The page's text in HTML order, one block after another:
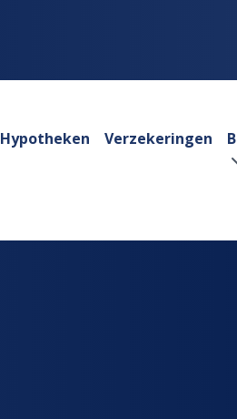
Hypotheken Verzekeringen